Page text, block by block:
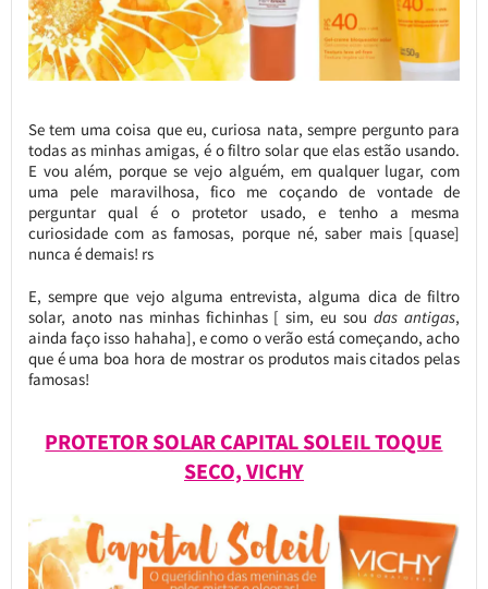
Se tem uma coisa que eu, curiosa nata, sempre pergunto para
todas as minhas amigas, é o filtro solar que elas estão usando.
E vou além, porque se vejo alguém, em qualquer lugar, com
uma pele maravilhosa, fico me coçando de vontade de
perguntar qual é o protetor usado, e tenho a mesma
curiosidade com as famosas, porque né, saber mais [quase]
nunca é demais! rs
E, sempre que vejo alguma entrevista, alguma dica de filtro
solar, anoto nas minhas fichinhas [ sim, eu sou das antigas,
ainda faço isso hahaha], e como o verão está começando, acho
que é uma boa hora de mostrar os produtos mais citados pelas
famosas!
PROTETOR SOLAR CAPITAL SOLEIL TOQUE
SECO, VICHY